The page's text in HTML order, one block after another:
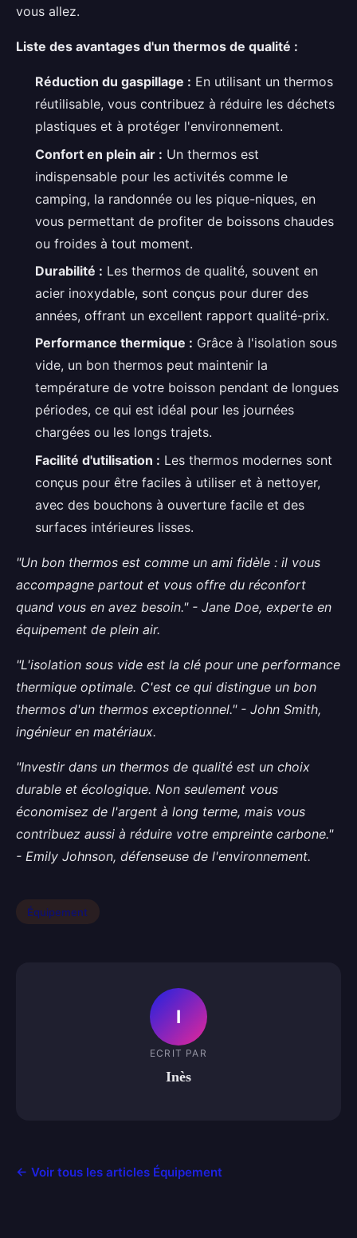
vous allez.
Liste des avantages d'un thermos de qualité :
Réduction du gaspillage : En utilisant un thermos
réutilisable, vous contribuez à réduire les déchets
plastiques et à protéger l'environnement.
Confort en plein air : Un thermos est
indispensable pour les activités comme le
camping, la randonnée ou les pique-niques, en
vous permettant de profiter de boissons chaudes
ou froides à tout moment.
Durabilité : Les thermos de qualité, souvent en
acier inoxydable, sont conçus pour durer des
années, offrant un excellent rapport qualité-prix.
Performance thermique : Grâce à l'isolation sous
vide, un bon thermos peut maintenir la
température de votre boisson pendant de longues
périodes, ce qui est idéal pour les journées
chargées ou les longs trajets.
Facilité d'utilisation : Les thermos modernes sont
conçus pour être faciles à utiliser et à nettoyer,
avec des bouchons à ouverture facile et des
surfaces intérieures lisses.
"Un bon thermos est comme un ami fidèle : il vous
accompagne partout et vous offre du réconfort
quand vous en avez besoin." - Jane Doe, experte en
équipement de plein air.
"L'isolation sous vide est la clé pour une performance
thermique optimale. C'est ce qui distingue un bon
thermos d'un thermos exceptionnel." - John Smith,
ingénieur en matériaux.
"Investir dans un thermos de qualité est un choix
durable et écologique. Non seulement vous
économisez de l'argent à long terme, mais vous
contribuez aussi à réduire votre empreinte carbone."
- Emily Johnson, défenseuse de l'environnement.
Équipement
I
ECRIT PAR
Inès
← Voir tous les articles Équipement